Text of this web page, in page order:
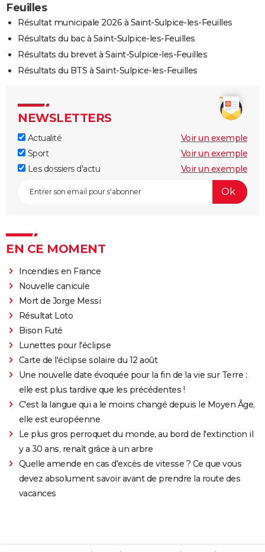
Feuilles
Résultat municipale 2026 à Saint-Sulpice-les-Feuilles
Résultats du bac à Saint-Sulpice-les-Feuilles
Résultats du brevet à Saint-Sulpice-les-Feuilles
Résultats du BTS à Saint-Sulpice-les-Feuilles
NEWSLETTERS
Actualité
Voir un exemple
Sport
Voir un exemple
Les dossiers d'actu
Voir un exemple
EN CE MOMENT
Incendies en France
Nouvelle canicule
Mort de Jorge Messi
Résultat Loto
Bison Futé
Lunettes pour l'éclipse
Carte de l'éclipse solaire du 12 août
Une nouvelle date évoquée pour la fin de la vie sur Terre :
elle est plus tardive que les précédentes !
C'est la langue qui a le moins changé depuis le Moyen Âge,
elle est européenne
Le plus gros perroquet du monde, au bord de l'extinction il
y a 30 ans, renaît grâce à un arbre
Quelle amende en cas d'excès de vitesse ? Ce que vous
devez absolument savoir avant de prendre la route des
vacances